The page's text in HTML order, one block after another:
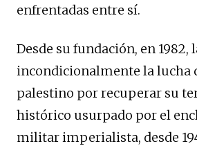
enfrentadas entre sí.
Desde su fundación, en 1982,
incondicionalmente la lucha
palestino por recuperar su
histórico usurpado por el
militar imperialista, desde